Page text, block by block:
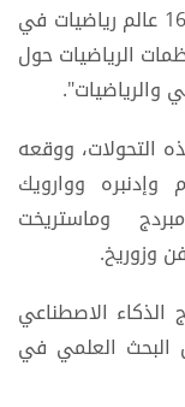
لذا نشرت أول أمس الثلاثاء مجموعة من 16 عالم رياضيات في
الرياضيات حول
والرياضيات".
التحولات، ووقعه
ووارويك
وماستريخت
وزوريخ.
الاصطناعي
البحث العلمي في